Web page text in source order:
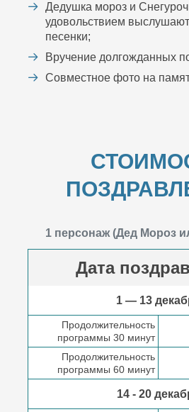
Дедушка мороз и
удовольствием
песенки;
Вручение долгожданных
Совместное фото на
1 персонаж (Дед Мороз
Дата
1 — 13
Продолжительность
программы 30 минут
Продолжительность
программы 60 минут
14 - 20